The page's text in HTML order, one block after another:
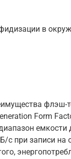
в
флэш-
Form
емкости
при записи на